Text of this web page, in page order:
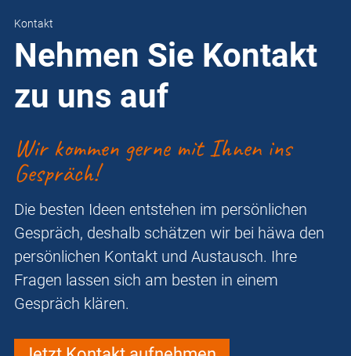
Kontakt
Nehmen Sie Kontakt
zu uns auf
Wir kommen gerne mit Ihnen ins
Gespräch!
Die besten Ideen entstehen im persönlichen
Gespräch, deshalb schätzen wir bei häwa den
persönlichen Kontakt und Austausch. Ihre
Fragen lassen sich am besten in einem
Gespräch klären.